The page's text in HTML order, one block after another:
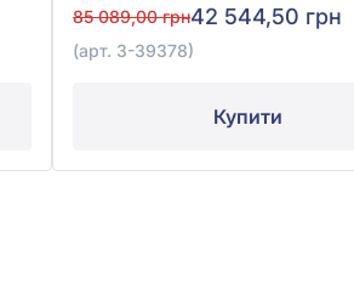
85 089,00 грн42 544,50 грн
(арт. 3-39378)
Купити